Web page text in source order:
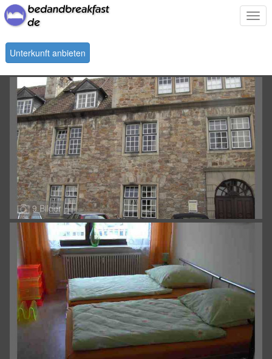
Unterkunft anbieten
9 Bilder